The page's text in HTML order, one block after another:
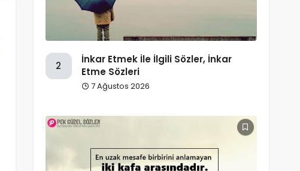
2
İnkar Etmek İle İlgili Sözler, İnkar
Etme Sözleri
7 Ağustos 2026